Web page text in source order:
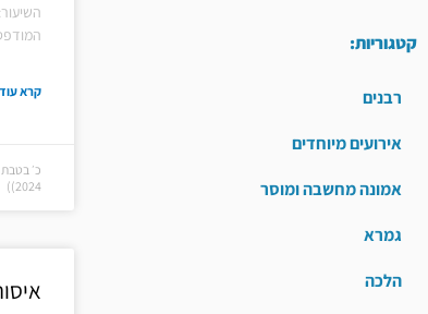
קטגוריות:
רבנים
אירועים מיוחדים
אמונה מחשבה ומוסר
גמרא
הלכה
קרא
2024))